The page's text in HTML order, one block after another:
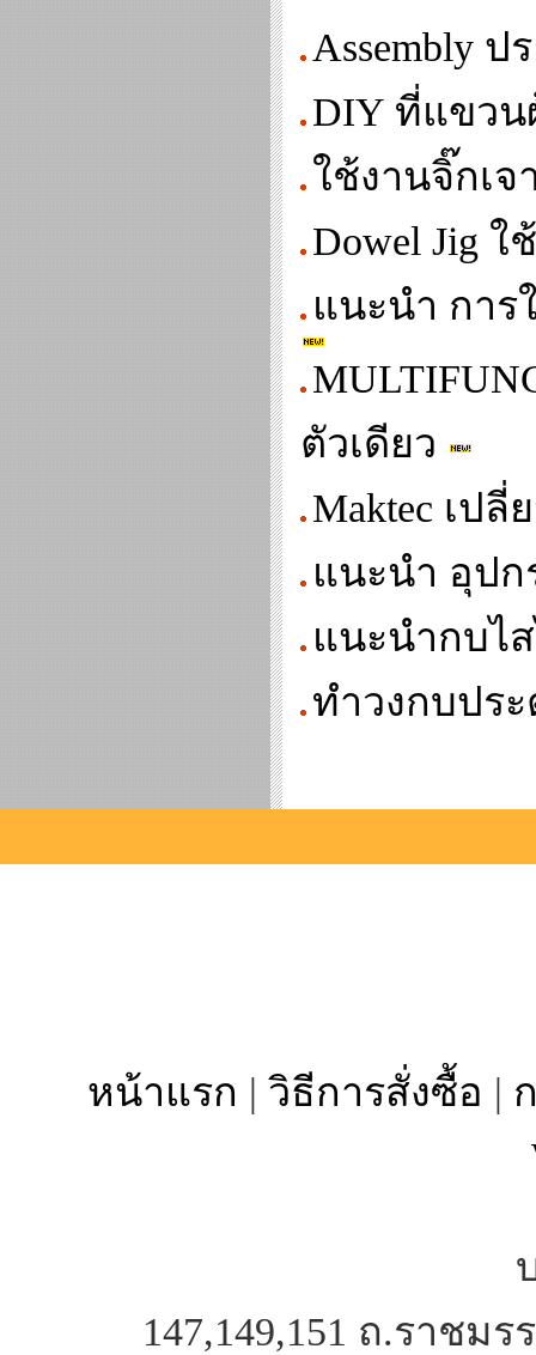
Assembly
DIY ที่แขวน
ใช้งานจิ๊กเจ
Dowel Jig
แนะนำ การ
ตัวเดียว
Maktec เป
แนะนำ อุปก
แนะนำกบไ
ทำวงกบปร
หน้าแรก | วิธีการสั่งซื้อ |
147,149,151 ถ.ราชม